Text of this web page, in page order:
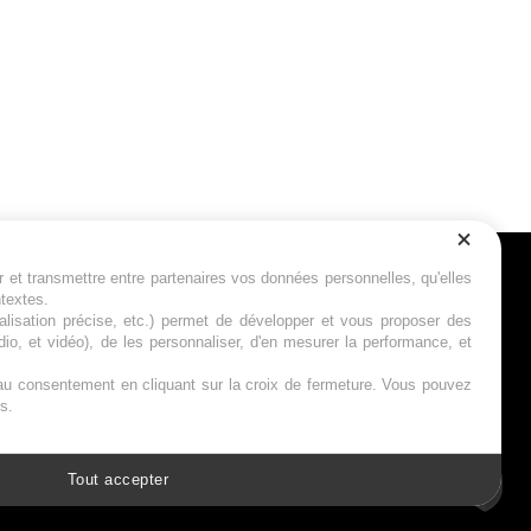
nous
transmettre entre partenaires vos données personnelles, qu'elles
précise, etc.) permet de développer et vous proposer des
et vidéo), de les personnaliser, d'en mesurer la performance, et
en cliquant sur la croix de fermeture. Vous pouvez
Tout accepter